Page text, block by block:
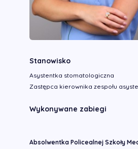
Stanowisko
Asystentka stomatologiczna
Zastępca kierownika zespołu
Wykonywane zabiegi
Absolwentka Policealnej Szkoły